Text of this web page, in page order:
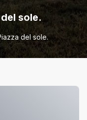
sole.
del sole.